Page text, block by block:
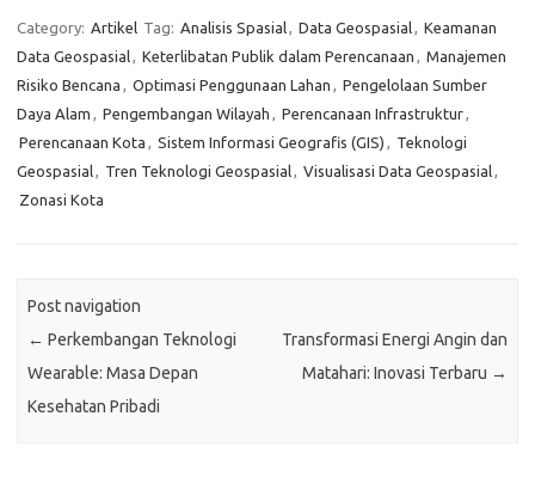
Category: Artikel Tag: Analisis Spasial, Data Geospasial, Keamanan
Data Geospasial, Keterlibatan Publik dalam Perencanaan , Manajemen
Risiko Bencana , Optimasi Penggunaan Lahan , Pengelolaan Sumber
Daya Alam , Pengembangan Wilayah , Perencanaan Infrastruktur,
Perencanaan Kota , Sistem Informasi Geografis (GIS) , Teknologi
Geospasial, Tren Teknologi Geospasial, Visualisasi Data Geospasial,
Zonasi Kota
Post navigation
← Perkembangan Teknologi
Wearable: Masa Depan
Kesehatan Pribadi
Transformasi Energi Angin dan
Matahari: Inovasi Terbaru →